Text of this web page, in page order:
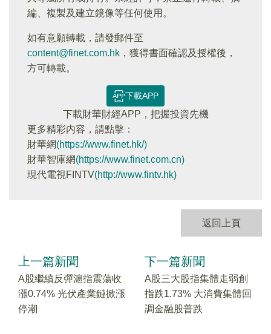
編、複製及建立鏡像等任何使用。
如有意願轉載，請發郵件至
content@finet.com.hk ，獲得書面確認及授權後，
方可轉載。
下載APP
下載財華財經APP，把握投資先機
更多精彩内容，請點擊：
財華網(https://www.finet.hk/)
財華智庫網(https://www.finet.com.cn)
現代電視FINTV(http://www.fintv.hk)
返回上頁
上一篇新聞
A股繼續反彈滬指震蕩收
漲0.74% 光伏產業鏈掀漲
停潮
下一篇新聞
A股三大股指集體走弱創
指跌1.73% 大消費集體回
調金融股普跌